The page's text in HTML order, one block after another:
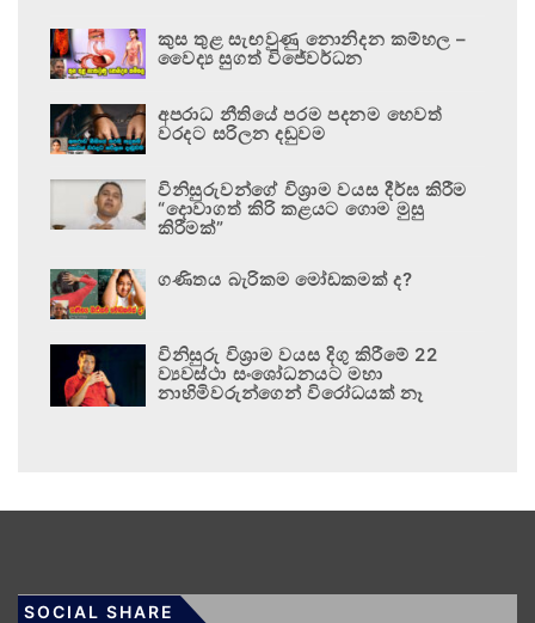
කුස තුළ සැඟවුණු නොනිදන කම්හල –
වෛද්‍ය සුගත් විජේවර්ධන
අපරාධ නීතියේ පරම පදනම හෙවත්
වරදට සරිලන දඬුවම
විනිසුරුවන්ගේ විශ්‍රාම වයස දීර්ඝ කිරීම
“දොවාගත් කිරි කළයට ගොම මුසු
කිරීමක්”
ගණිතය බැරිකම මෝඩකමක් ද?
විනිසුරු විශ්‍රාම වයස දිගු කිරීමේ 22
ව්‍යවස්ථා සංශෝධනයට මහා
නාහිමිවරුන්ගෙන් විරෝධයක් නෑ
SOCIAL SHARE